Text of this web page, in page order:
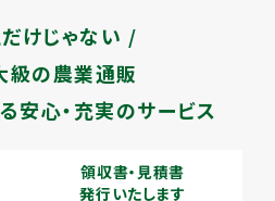
けじゃない /
級の農業通販
安心・充実のサービス
領収書・見積書
発行いたします